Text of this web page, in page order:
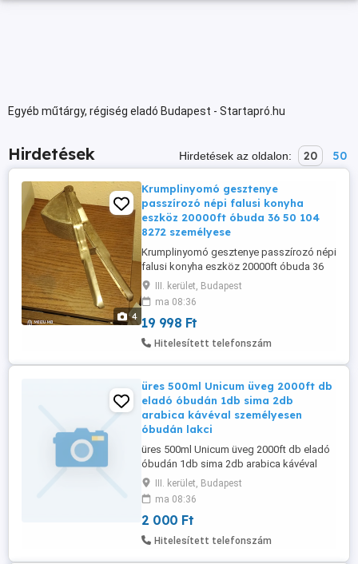
Egyéb műtárgy, régiség eladó Budapest - Startapró.hu
Hirdetések Hirdetések az oldalon: 20 50
4
Krumplinyomó gesztenye
passzírozó népi falusi konyha
eszköz 20000ft óbuda 36 50 104
8272 személyese
Krumplinyomó gesztenye passzírozó népi
falusi konyha eszköz 20000ft óbuda 36
50 104 8272 személyesen óbudán
lakcimemen vagy előre fizetés után mpl
csomagautomatába +3000ft Ez a tárgy
egy antik krumplinyomó, amelyet gyakran
használnak gnocchi készítéséhez vagy
előállításához. ...
III. kerület, Budapest
ma 08:36
19 998 Ft
Hitelesített telefonszám
üres 500ml Unicum üveg 2000ft db
eladó óbudán 1db sima 2db
arabica kávéval személyesen
óbudán lakci
üres 500ml Unicum üveg 2000ft db eladó
óbudán 1db sima 2db arabica kávéval
személyesen óbudán lakcimemen vagy
előre fizetés után mpl
csomagautomatába +3000ft 36 50 104
8272
III. kerület, Budapest
ma 08:36
2 000 Ft
Hitelesített telefonszám